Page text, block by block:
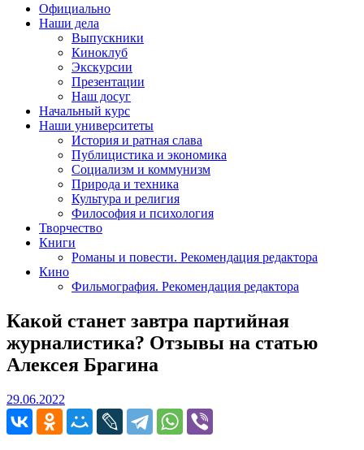
Официально
Наши дела
Выпускники
Киноклуб
Экскурсии
Презентации
Наш досуг
Начальный курс
Наши университеты
История и ратная слава
Публицистика и экономика
Социализм и коммунизм
Природа и техника
Культура и религия
Философия и психология
Творчество
Книги
Романы и повести. Рекомендация редактора
Кино
Фильмография. Рекомендация редактора
Какой станет завтра партийная
журналистика? Отзывы на статью
Алексея Брагина
29.06.2022